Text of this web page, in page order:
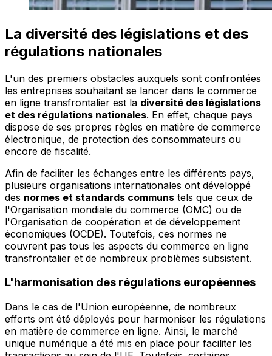
La diversité des législations et des
régulations nationales
L'un des premiers obstacles auxquels sont confrontées
les entreprises souhaitant se lancer dans le commerce
en ligne transfrontalier est la diversité des législations
et des régulations nationales. En effet, chaque pays
dispose de ses propres règles en matière de commerce
électronique, de protection des consommateurs ou
encore de fiscalité.
Afin de faciliter les échanges entre les différents pays,
plusieurs organisations internationales ont développé
des normes et standards communs tels que ceux de
l'Organisation mondiale du commerce (OMC) ou de
l'Organisation de coopération et de développement
économiques (OCDE). Toutefois, ces normes ne
couvrent pas tous les aspects du commerce en ligne
transfrontalier et de nombreux problèmes subsistent.
L'harmonisation des régulations européennes
Dans le cas de l'Union européenne, de nombreux
efforts ont été déployés pour harmoniser les régulations
en matière de commerce en ligne. Ainsi, le marché
unique numérique a été mis en place pour faciliter les